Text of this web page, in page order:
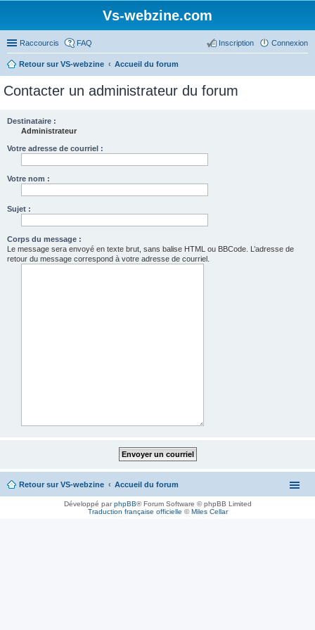
Vs-webzine.com
Raccourcis FAQ Connexion
Inscription
Retour sur VS-webzine Accueil du forum
Contacter un administrateur du forum
Destinataire :
Administrateur
Votre adresse de courriel :
Votre nom :
Sujet :
Corps du message :
Le message sera envoyé en texte brut, sans balise HTML ou BBCode. L’adresse de
retour du message correspond à votre adresse de courriel.
Retour sur VS-webzine Accueil du forum
Développé parphpBB® Forum Software © phpBB Limited
Traduction française officielle ©Miles Cellar